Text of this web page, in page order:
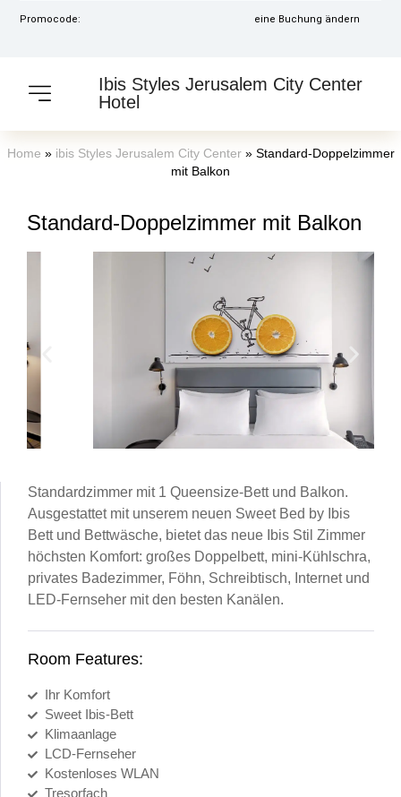
Promocode: eine Buchung ändern
Ibis Styles Jerusalem City Center
Hotel
Home » ibis Styles Jerusalem City Center» Standard-Doppelzimmer
mit Balkon
Standard-Doppelzimmer mit Balkon
Standardzimmer mit 1 Queensize-Bett und Balkon.
Ausgestattet mit unserem neuen Sweet Bed by Ibis
Bett und Bettwäsche, bietet das neue Ibis Stil Zimmer
höchsten Komfort: großes Doppelbett, mini-Kühlschra,
privates Badezimmer, Föhn, Schreibtisch, Internet und
LED-Fernseher mit den besten Kanälen.
Room Features:
Ihr Komfort
Sweet Ibis-Bett
Klimaanlage
LCD-Fernseher
Kostenloses WLAN
Tresorfach